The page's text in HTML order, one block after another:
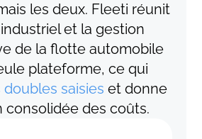
les deux. Fleeti réunit
et la gestion
de la flotte automobile
saisies et donne
consolidée des coûts.